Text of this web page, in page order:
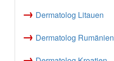
→ Dermatolog Litauen
→ Dermatolog Rumänien